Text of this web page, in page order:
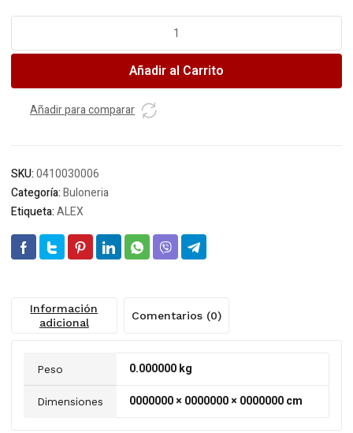
ZN
cantidad
Añadir al Carrito
Añadir para comparar
SKU:0410030006
Categoría:Buloneria
Etiqueta:ALEX
Información
adicional
Comentarios (0)
Peso 0.000000 kg
Dimensiones 0000000 × 0000000 × 0000000 cm